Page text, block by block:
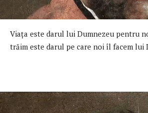
Viaţa este darul lui Dumnezeu pentru
trăim este darul pe care noi îl facem lui